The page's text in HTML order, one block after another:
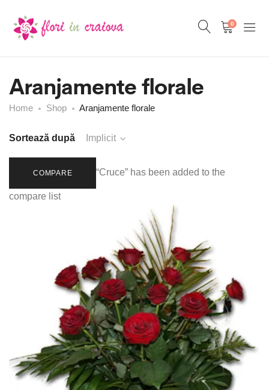
0
Aranjamente florale
Home Shop Aranjamente florale
Sortează după Implicit
COMPARE “Cruce” has been added to the
compare list